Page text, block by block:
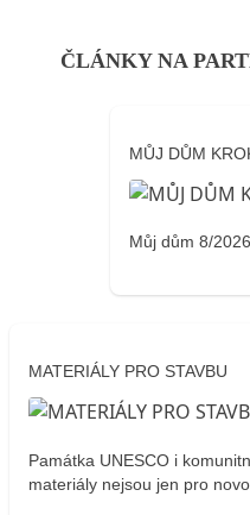
ČLÁNKY NA
MŮJ DŮM
Můj dům 8/2026
MATERIÁLY PRO STAVBU
Památka UNESCO i
materiály nejsou jen pro